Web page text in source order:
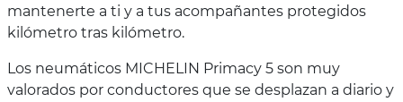
mantenerte a ti y a tus acompañantes protegidos
kilómetro tras kilómetro.
Los neumáticos MICHELIN Primacy 5 son muy
valorados por conductores que se desplazan a diario y